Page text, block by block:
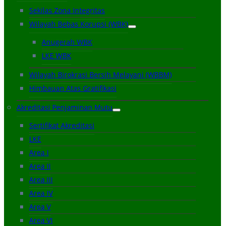
Sekilas Zona Integritas
Wilayah Bebas Korupsi (WBK)
Anugerah WBK
LKE WBK
Wilayah Birokrasi Bersih Melayani (WBBM)
Himbauan Atas Gratifikasi
Akreditasi Penjaminan Mutu
Sertifikat Akreditasi
LKE
Area I
Area II
Area III
Area IV
Area V
Area VI